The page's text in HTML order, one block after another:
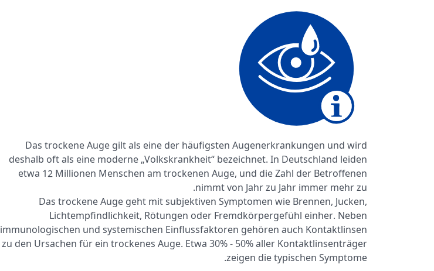
Das trockene Auge gilt als eine der häufigsten Augenerkrankungen und wird
deshalb oft als eine moderne „Volkskrankheit“ bezeichnet. In Deutschland leiden
etwa 12 Millionen Menschen am trockenen Auge, und die Zahl der Betroffenen
nimmt von Jahr zu Jahr immer mehr zu.
Das trockene Auge geht mit subjektiven Symptomen wie Brennen, Jucken,
Lichtempfindlichkeit, Rötungen oder Fremdkörpergefühl einher. Neben
immunologischen und systemischen Einflussfaktoren gehören auch Kontaktlinsen
zu den Ursachen für ein trockenes Auge. Etwa 30% - 50% aller Kontaktlinsenträger
zeigen die typischen Symptome.